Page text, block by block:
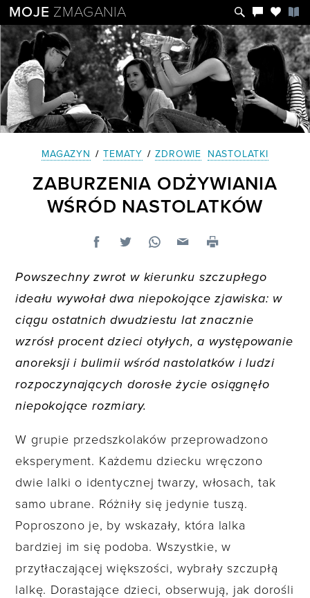
MOJE ZMAGANIA
MAGAZYN / TEMATY / ZDROWIE NASTOLATKI
ZABURZENIA ODŻYWIANIA
WŚRÓD NASTOLATKÓW
Powszechny zwrot w kierunku szczupłego
ideału wywołał dwa niepokojące zjawiska: w
ciągu ostatnich dwudziestu lat znacznie
wzrósł procent dzieci otyłych, a występowanie
anoreksji i bulimii wśród nastolatków i ludzi
rozpoczynających dorosłe życie osiągnęło
niepokojące rozmiary.
W grupie przedszkolaków przeprowadzono
eksperyment. Każdemu dziecku wręczono
dwie lalki o identycznej twarzy, włosach, tak
samo ubrane. Różniły się jedynie tuszą.
Poproszono je, by wskazały, która lalka
bardziej im się podoba. Wszystkie, w
przytłaczającej większości, wybrały szczupłą
lalkę. Dorastające dzieci, obserwują, jak dorośli